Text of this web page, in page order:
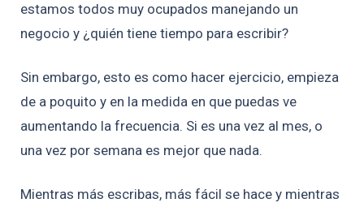
estamos todos muy ocupados manejando un
negocio y ¿quién tiene tiempo para escribir?
Sin embargo, esto es como hacer ejercicio, empieza
de a poquito y en la medida en que puedas ve
aumentando la frecuencia. Si es una vez al mes, o
una vez por semana es mejor que nada.
Mientras más escribas, más fácil se hace y mientras